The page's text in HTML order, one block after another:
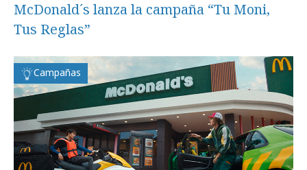
McDonald´s lanza la campaña “Tu Moni,
Tus Reglas”
Campañas